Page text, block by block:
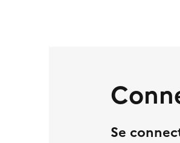
Se